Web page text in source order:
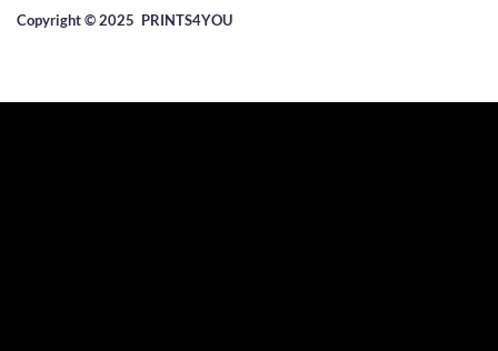
Copyright © 2025 ​PRINTS4YOU